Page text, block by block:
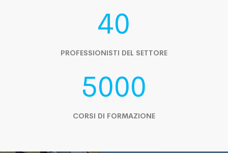
40
PROFESSIONISTI DEL SETTORE
5000
CORSI DI FORMAZIONE